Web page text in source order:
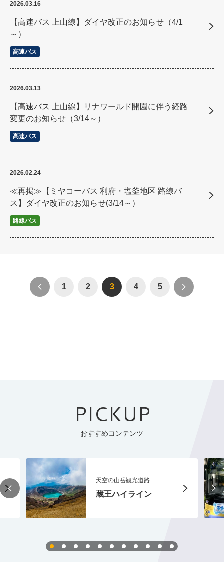
2026.03.16
【高速バス 上山線】ダイヤ改正のお知らせ（4/1
～）
高速バス
2026.03.13
【高速バス 上山線】リナワールド開園に伴う経路
変更のお知らせ（3/14～）
高速バス
2026.02.24
≪再掲≫【ミヤコーバス 利府・塩釜地区 路線バ
ス】ダイヤ改正のお知らせ(3/14～）
路線バス
1 2 3 4 5
PICKUP
おすすめコンテンツ
天空の山岳観光道路
蔵王ハイライン